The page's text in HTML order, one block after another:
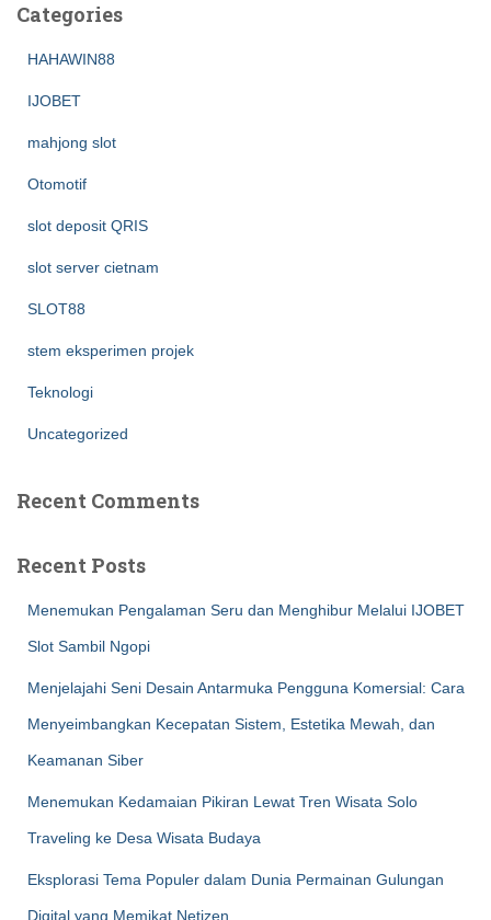
Categories
HAHAWIN88
IJOBET
mahjong slot
Otomotif
slot deposit QRIS
slot server cietnam
SLOT88
stem eksperimen projek
Teknologi
Uncategorized
Recent Comments
Recent Posts
Menemukan Pengalaman Seru dan Menghibur Melalui IJOBET
Slot Sambil Ngopi
Menjelajahi Seni Desain Antarmuka Pengguna Komersial: Cara
Menyeimbangkan Kecepatan Sistem, Estetika Mewah, dan
Keamanan Siber
Menemukan Kedamaian Pikiran Lewat Tren Wisata Solo
Traveling ke Desa Wisata Budaya
Eksplorasi Tema Populer dalam Dunia Permainan Gulungan
Digital yang Memikat Netizen